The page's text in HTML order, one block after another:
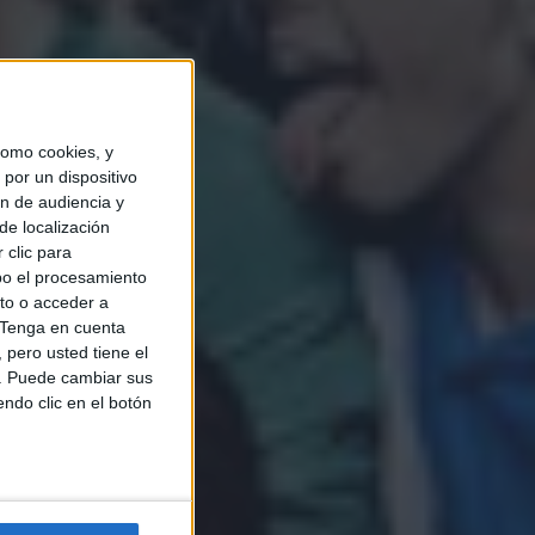
cookies, y
un dispositivo
de audiencia y
localización
clic para
el procesamiento
o acceder a
Tenga en cuenta
pero usted tiene el
Puede cambiar sus
clic en el botón